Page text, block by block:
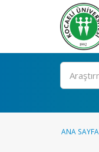
Ara
ANA SAYFA